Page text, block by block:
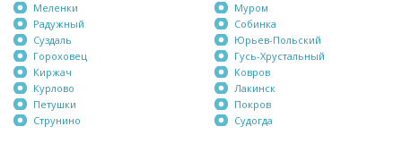
Меленки
Радужный
Суздаль
Муром
Собинка
Юрьев-Польский
Гороховец
Киржач
Курлово
Петушки
Струнино
Гусь-Хрустальный
Ковров
Лакинск
Покров
Судогда